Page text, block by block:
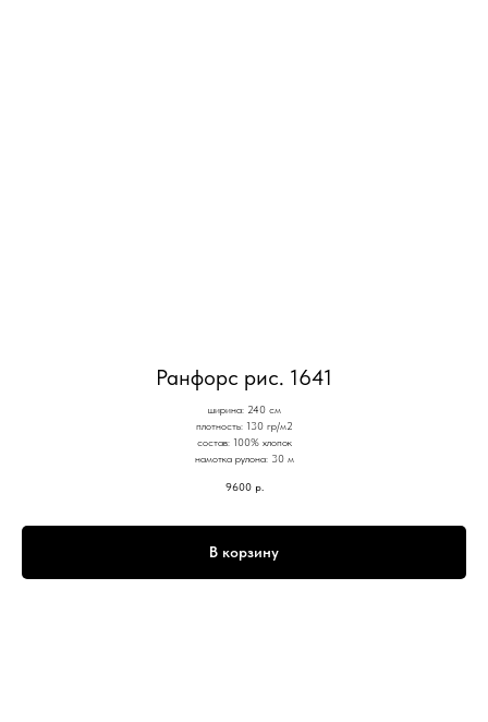
Ранфорс рис. 1641
ширина: 240 см
плотность: 130 гр/м2
состав: 100% хлопок
намотка рулона: 30 м
9600 р.
В корзину